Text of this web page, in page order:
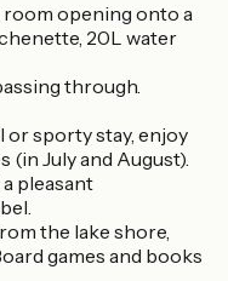
room opening onto a
20L water
through.
or sporty stay, enjoy
(in July and August).
a pleasant
the lake shore,
games and books